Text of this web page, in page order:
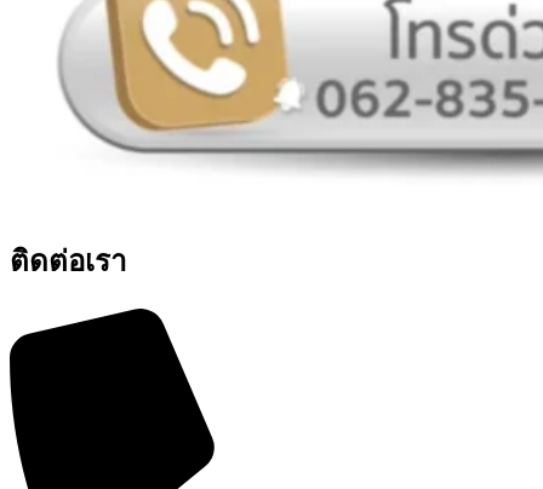
ติดต่อเรา